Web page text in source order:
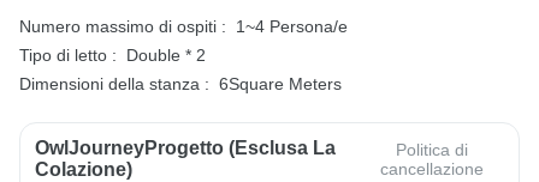
Numero massimo di ospiti :
1~4 Persona/e
Tipo di letto :
Double * 2
Dimensioni della stanza : 6Square Meters
OwlJourneyProgetto (esclusa La
Colazione)
Politica di
cancellazione